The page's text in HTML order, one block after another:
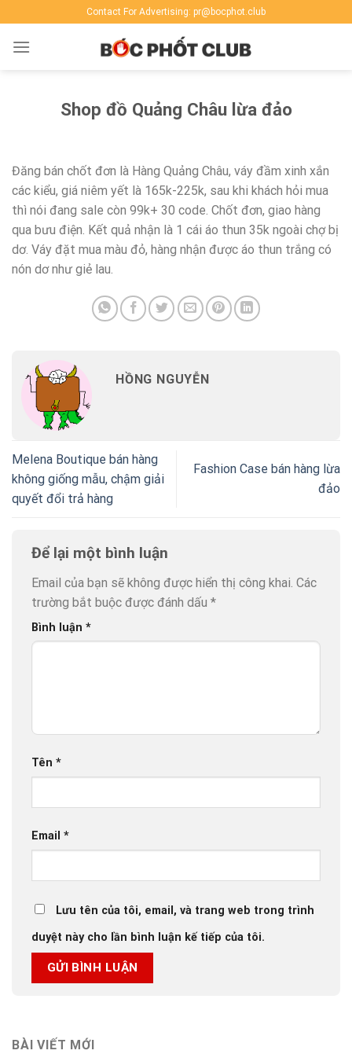
to
content
Contact For Advertising: pr@bocphot.club
Shop đồ Quảng Châu lừa đảo
Đăng bán chốt đơn là Hàng Quảng Châu, váy đầm xinh xắn
các kiểu, giá niêm yết là 165k-225k, sau khi khách hỏi mua
thì nói đang sale còn 99k+ 30 code. Chốt đơn, giao hàng
qua bưu điện. Kết quả nhận là 1 cái áo thun 35k ngoài chợ bị
dơ. Váy đặt mua màu đỏ, hàng nhận được áo thun trắng có
nón dơ như giẻ lau.
HỒNG NGUYỄN
Melena Boutique bán hàng
không giống mẫu, chậm giải
quyết đổi trả hàng
Fashion Case bán hàng lừa
đảo
Để lại một bình luận
Email của bạn sẽ không được hiển thị công khai. Các
trường bắt buộc được đánh dấu *
Bình luận *
Tên *
Email *
Lưu tên của tôi, email, và trang web trong trình
duyệt này cho lần bình luận kế tiếp của tôi.
BÀI VIẾT MỚI